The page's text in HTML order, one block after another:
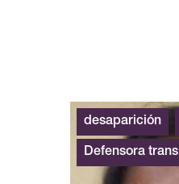
desaparición
Defensora trans